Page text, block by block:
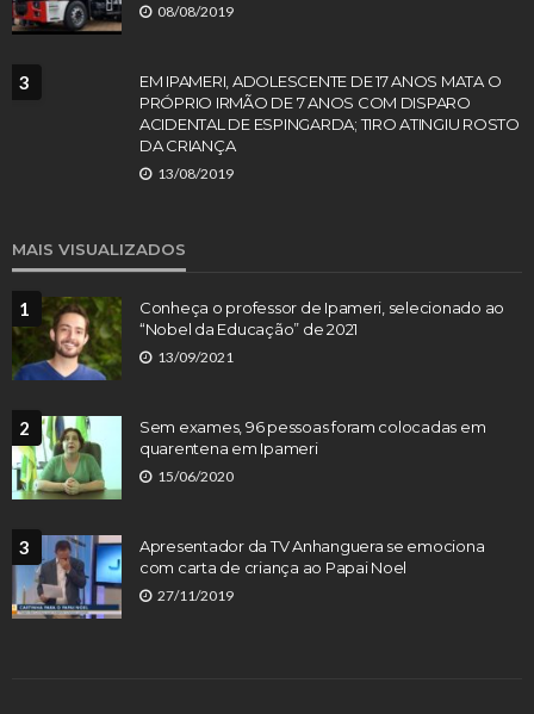
08/08/2019
3
EM IPAMERI, ADOLESCENTE DE 17 ANOS MATA O
PRÓPRIO IRMÃO DE 7 ANOS COM DISPARO
ACIDENTAL DE ESPINGARDA; TIRO ATINGIU ROSTO
DA CRIANÇA
13/08/2019
MAIS VISUALIZADOS
1
Conheça o professor de Ipameri, selecionado ao
“Nobel da Educação” de 2021
13/09/2021
2
Sem exames, 96 pessoas foram colocadas em
quarentena em Ipameri
15/06/2020
3
Apresentador da TV Anhanguera se emociona
com carta de criança ao Papai Noel
27/11/2019